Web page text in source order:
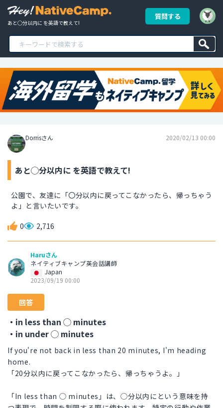
あと◯分以内に を英語で教えて!
質問する
Dorrisさん 2020/02/13 00:00
あと◯分以内に を英語で教えて!
公園で、友達に「〇分以内に戻ってこなかったら、帰っちゃう
よ」と言いたいです。
0 2,716
Haruさん
ネイティブキャンプ英会話講師
Japan
2023/09/19 00:00
回答
・in less than ◯ minutes
・in under ◯ minutes
If you're not back in less than 20 minutes, I'm heading
home.
「20分以内に戻ってこなかったら、帰っちゃうよ。」
「In less than ◯ minutes」は、◯分以内にという意味を持